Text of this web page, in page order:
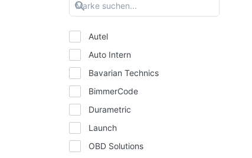
Autel
Auto Intern
Bavarian Technics
BimmerCode
Durametric
Launch
OBD Solutions